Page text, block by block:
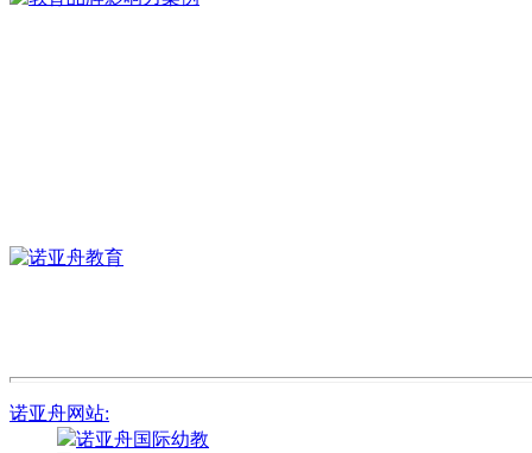
诺亚舟网站:
诺亚舟国际幼教